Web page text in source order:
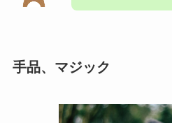
手品、マジック